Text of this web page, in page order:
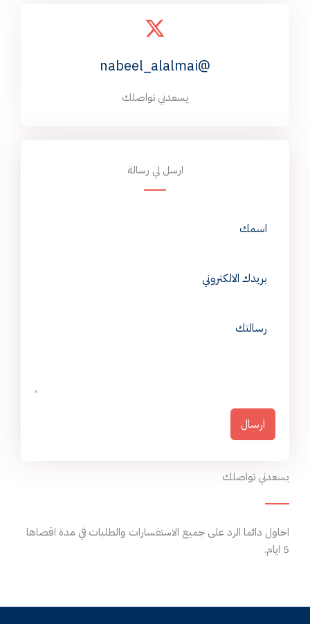
@nabeel_alalmai
يسعدني تواصلك
ارسل لي رسالة
ارسال
يسعدني تواصلك
احاول دائما الرد على جميع الاستفسارات والطلبات في مدة اقصاها
5 ايام.